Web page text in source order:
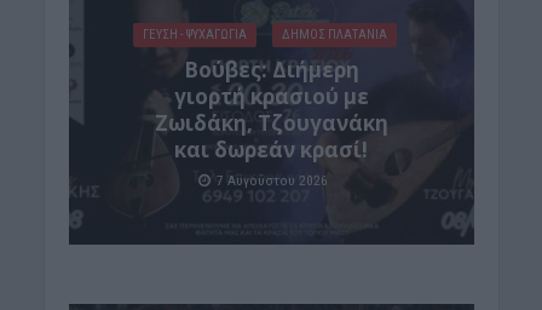
ΓΕΎΣΗ - ΨΥΧΑΓΩΓΊΑ ΔΉΜΟΣ ΠΛΑΤΑΝΙΆ
Βούβες: Διήμερη
γιορτή κρασιού με
Ζωιδάκη, Τζουγανάκη
και δωρεάν κρασί!
7 Αυγούστου 2026